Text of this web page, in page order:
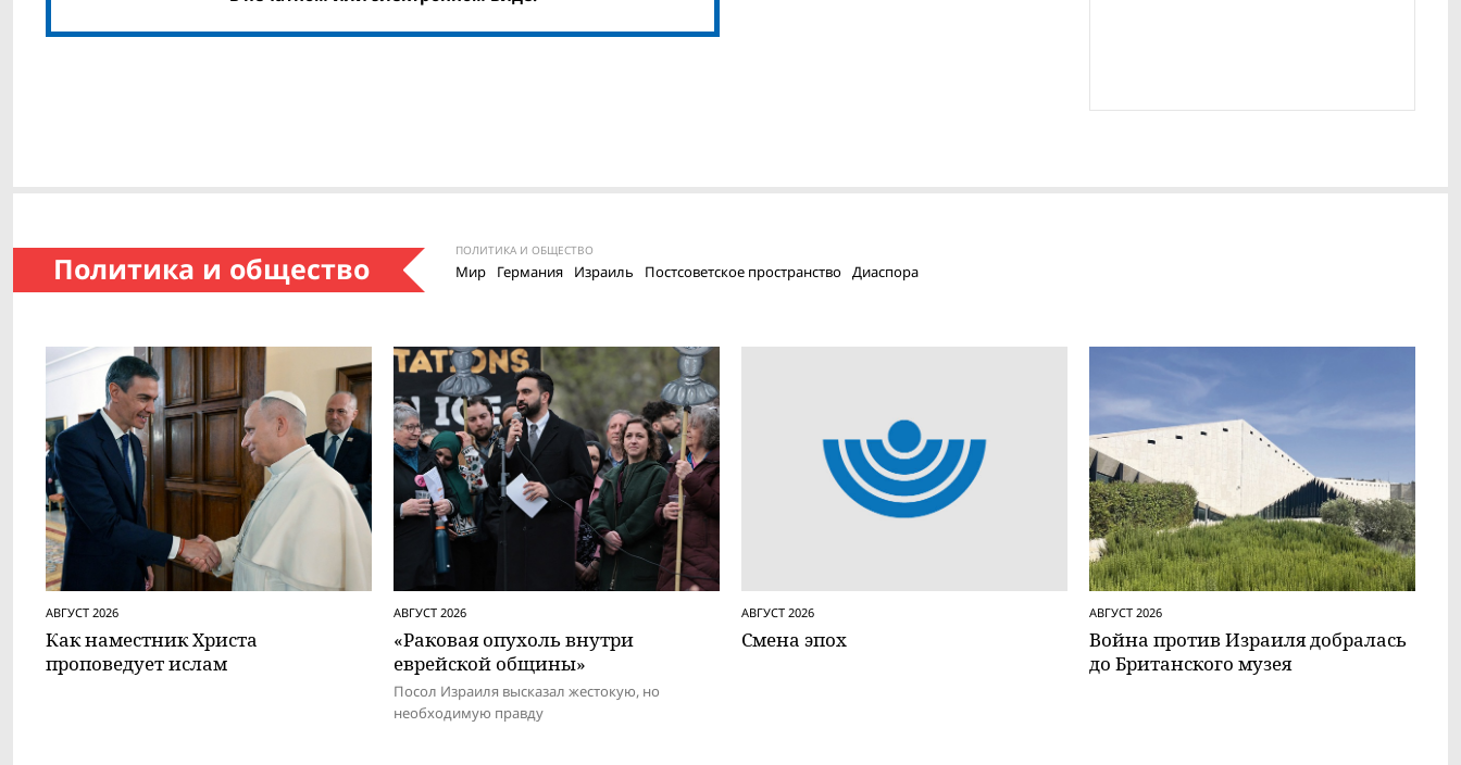
Политика и общество ПОЛИТИКА И ОБЩЕСТВО
Мир Германия Израиль Постсоветское пространство Диаспора
АВГУСТ 2026
Как наместник Христа
проповедует ислам
АВГУСТ 2026
«Раковая опухоль внутри
еврейской общины»
Посол Израиля высказал жестокую, но
необходимую правду
АВГУСТ 2026
Смена эпох
АВГУСТ 2026
Вой­на против Израиля добралась
до Британского музея